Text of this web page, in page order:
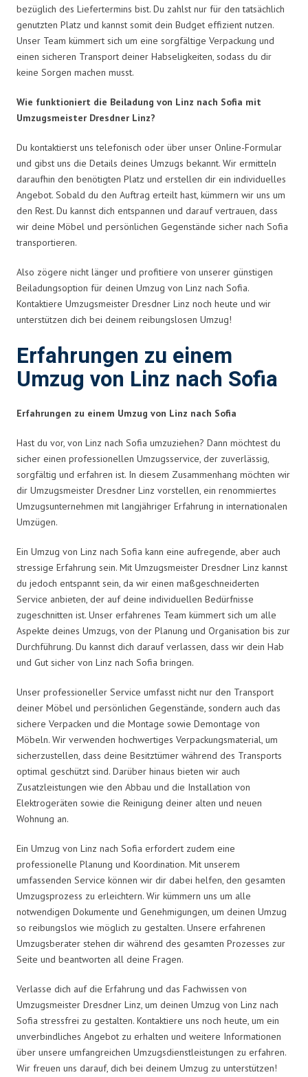
bezüglich des Liefertermins bist. Du zahlst nur für den tatsächlich
genutzten Platz und kannst somit dein Budget effizient nutzen.
Unser Team kümmert sich um eine sorgfältige Verpackung und
einen sicheren Transport deiner Habseligkeiten, sodass du dir
keine Sorgen machen musst.
Wie funktioniert die Beiladung von Linz nach Sofia mit
Umzugsmeister Dresdner Linz?
Du kontaktierst uns telefonisch oder über unser Online-Formular
und gibst uns die Details deines Umzugs bekannt. Wir ermitteln
daraufhin den benötigten Platz und erstellen dir ein individuelles
Angebot. Sobald du den Auftrag erteilt hast, kümmern wir uns um
den Rest. Du kannst dich entspannen und darauf vertrauen, dass
wir deine Möbel und persönlichen Gegenstände sicher nach Sofia
transportieren.
Also zögere nicht länger und profitiere von unserer günstigen
Beiladungsoption für deinen Umzug von Linz nach Sofia.
Kontaktiere Umzugsmeister Dresdner Linz noch heute und wir
unterstützen dich bei deinem reibungslosen Umzug!
Erfahrungen zu einem
Umzug von Linz nach Sofia
Erfahrungen zu einem Umzug von Linz nach Sofia
Hast du vor, von Linz nach Sofia umzuziehen? Dann möchtest du
sicher einen professionellen Umzugsservice, der zuverlässig,
sorgfältig und erfahren ist. In diesem Zusammenhang möchten wir
dir Umzugsmeister Dresdner Linz vorstellen, ein renommiertes
Umzugsunternehmen mit langjähriger Erfahrung in internationalen
Umzügen.
Ein Umzug von Linz nach Sofia kann eine aufregende, aber auch
stressige Erfahrung sein. Mit Umzugsmeister Dresdner Linz kannst
du jedoch entspannt sein, da wir einen maßgeschneiderten
Service anbieten, der auf deine individuellen Bedürfnisse
zugeschnitten ist. Unser erfahrenes Team kümmert sich um alle
Aspekte deines Umzugs, von der Planung und Organisation bis zur
Durchführung. Du kannst dich darauf verlassen, dass wir dein Hab
und Gut sicher von Linz nach Sofia bringen.
Unser professioneller Service umfasst nicht nur den Transport
deiner Möbel und persönlichen Gegenstände, sondern auch das
sichere Verpacken und die Montage sowie Demontage von
Möbeln. Wir verwenden hochwertiges Verpackungsmaterial, um
sicherzustellen, dass deine Besitztümer während des Transports
optimal geschützt sind. Darüber hinaus bieten wir auch
Zusatzleistungen wie den Abbau und die Installation von
Elektrogeräten sowie die Reinigung deiner alten und neuen
Wohnung an.
Ein Umzug von Linz nach Sofia erfordert zudem eine
professionelle Planung und Koordination. Mit unserem
umfassenden Service können wir dir dabei helfen, den gesamten
Umzugsprozess zu erleichtern. Wir kümmern uns um alle
notwendigen Dokumente und Genehmigungen, um deinen Umzug
so reibungslos wie möglich zu gestalten. Unsere erfahrenen
Umzugsberater stehen dir während des gesamten Prozesses zur
Seite und beantworten all deine Fragen.
Verlasse dich auf die Erfahrung und das Fachwissen von
Umzugsmeister Dresdner Linz, um deinen Umzug von Linz nach
Sofia stressfrei zu gestalten. Kontaktiere uns noch heute, um ein
unverbindliches Angebot zu erhalten und weitere Informationen
über unsere umfangreichen Umzugsdienstleistungen zu erfahren.
Wir freuen uns darauf, dich bei deinem Umzug zu unterstützen!